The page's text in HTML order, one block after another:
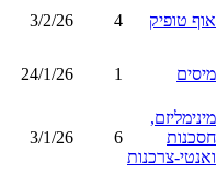
אוף טופיק 4
3/2/26
מיסים 1
24/1/26
מינימליזם,
חסכנות
ואנטי-צרכנות
6
3/1/26